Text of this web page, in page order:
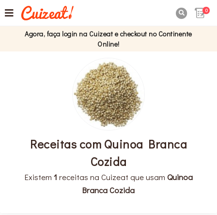
0
Agora, faça login na Cuizeat e checkout no Continente
Online!
Receitas com Quinoa Branca
Cozida
Existem 1 receitas na Cuizeat que usam Quinoa
Branca Cozida